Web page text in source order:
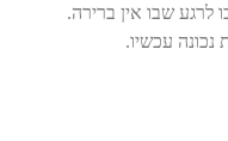
לרגע שבו אין ברירה.
עכשיו.